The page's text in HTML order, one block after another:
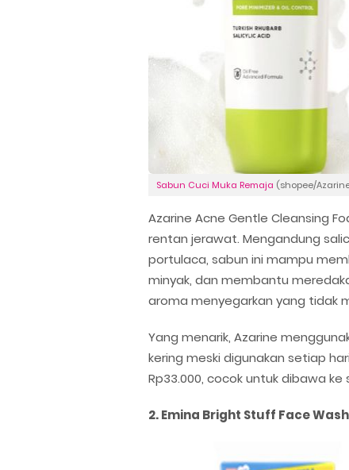
Sabun Cuci Muka Remaja (shopee/
Azarine Acne Gentle Cleansing
rentan jerawat. Mengandung
portulaca, sabun ini mampu
minyak, dan membantu
aroma menyegarkan yang tidak
Yang menarik, Azarine
kering meski digunakan setiap
Rp33.000, cocok untuk dibawa
2. Emina Bright Stuff Face Wash